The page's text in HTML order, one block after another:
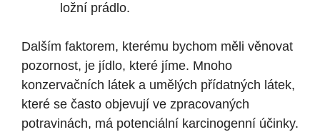
ložní prádlo.
Dalším faktorem, kterému bychom měli věnovat
pozornost, je jídlo, které jíme. Mnoho
konzervačních látek a umělých přídatných látek,
které se často objevují ve zpracovaných
potravinách, má potenciální karcinogenní účinky.